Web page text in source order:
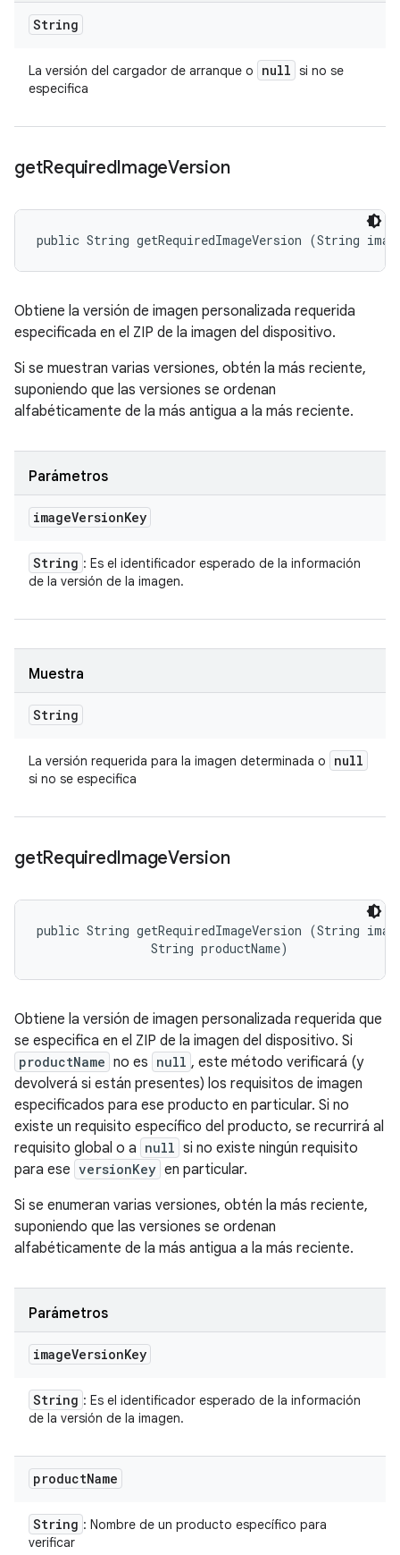
String
La versión del cargador de arranque o null si no se
especifica
getRequiredImageVersion
public String getRequiredImageVersion (String
Obtiene la versión de imagen personalizada requerida
especificada en el ZIP de la imagen del dispositivo.
Si se muestran varias versiones, obtén la más reciente,
suponiendo que las versiones se ordenan
alfabéticamente de la más antigua a la más reciente.
Parámetros
imageVersionKey
String : Es el identificador esperado de la información
de la versión de la imagen.
Muestra
String
La versión requerida para la imagen determinada o null
si no se especifica
getRequiredImageVersion
public String getRequiredImageVersion (String
                String productName)
Obtiene la versión de imagen personalizada requerida que
se especifica en el ZIP de la imagen del dispositivo. Si
productName no es null , este método verificará (y
devolverá si están presentes) los requisitos de imagen
especificados para ese producto en particular. Si no
existe un requisito específico del producto, se recurrirá al
requisito global o a null si no existe ningún requisito
para ese versionKey en particular.
Si se enumeran varias versiones, obtén la más reciente,
suponiendo que las versiones se ordenan
alfabéticamente de la más antigua a la más reciente.
Parámetros
imageVersionKey
String : Es el identificador esperado de la información
de la versión de la imagen.
productName
String : Nombre de un producto específico para
verificar